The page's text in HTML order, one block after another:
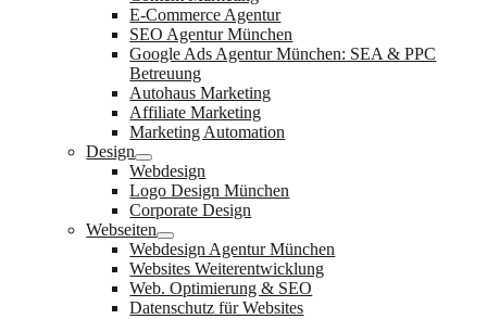
E-Commerce Agentur
SEO Agentur München
Google Ads Agentur München: SEA & PPC
Betreuung
Autohaus Marketing
Affiliate Marketing
Marketing Automation
Design
Webdesign
Logo Design München
Corporate Design
Webseiten
Webdesign Agentur München
Websites Weiterentwicklung
Web. Optimierung & SEO
Datenschutz für Websites